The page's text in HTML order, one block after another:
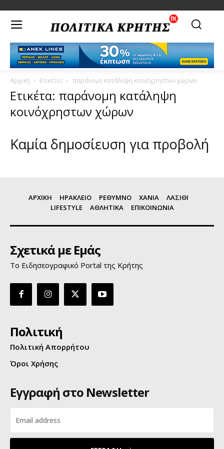
Αρχική Ετικέτες παράνομη κατάληψη κοινόχρηστων χώρων
Ετικέτα: παράνομη κατάληψη
κοινόχρηστων χώρων
Καμία δημοσίευση για προβολή
ΑΡΧΙΚΗ ΗΡΑΚΛΕΙΟ ΡΕΘΥΜΝΟ ΧΑΝΙΑ
ΛΑΣΙΘΙ
LIFESTYLE
ΑΘΛΗΤΙΚΑ ΕΠΙΚΟΙΝΩΝΙΑ
Σχετικά με Εμάς
Το Ειδησεογραφικό Portal της Κρήτης
Πολιτική
Πολιτική Απορρήτου
Όροι Χρήσης
Εγγραφή στο Newsletter